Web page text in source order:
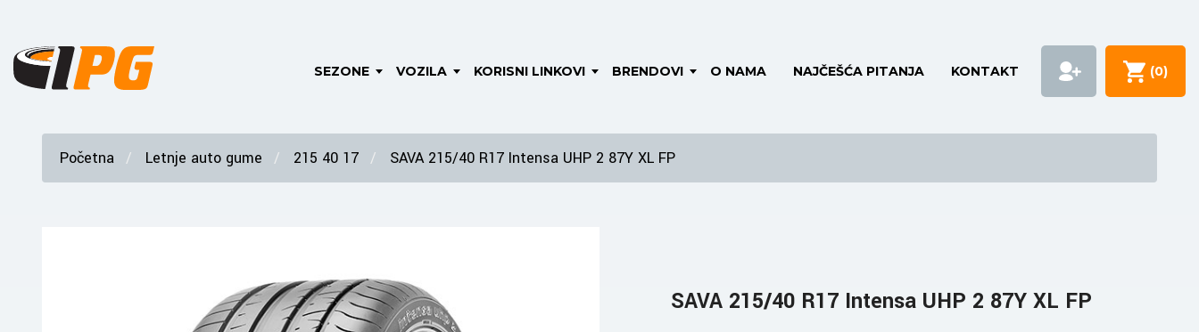
SEZONE VOZILA KORISNI LINKOVI BRENDOVI O NAMA NAJČEŠĆA PITANJA KONTAKT (0)
Početna Letnje auto gume 215 40 17 SAVA 215/40 R17 Intensa UHP 2 87Y XL FP
SAVA 215/40 R17 Intensa UHP 2 87Y XL FP